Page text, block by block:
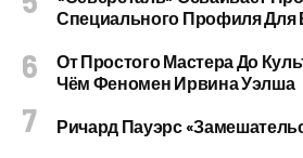
Специального Профиля Для
От Простого Мастера До
Чём Феномен Ирвина Уэлша
Ричард Пауэрс